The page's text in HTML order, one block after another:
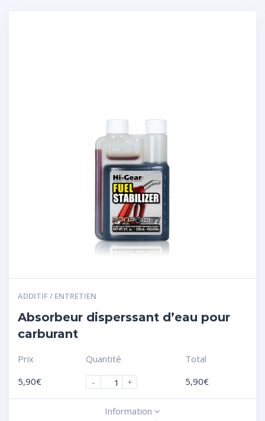
ADDITIF / ENTRETIEN
Absorbeur disperssant d’eau pour
carburant
Prix
5,90€
Quantité
-
+
Total
5,90€
Information